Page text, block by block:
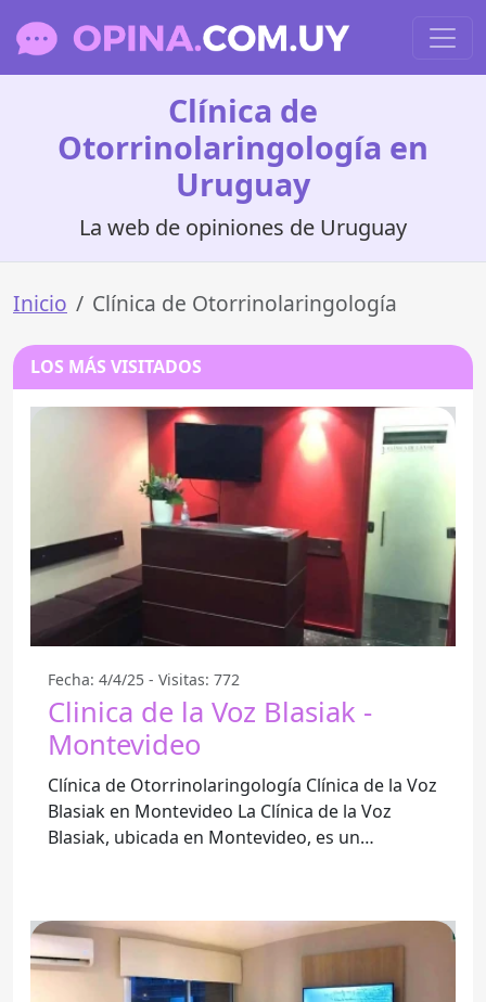
Clínica de
Otorrinolaringología en
Uruguay
La web de opiniones de Uruguay
Inicio Clínica de Otorrinolaringología
LOS MÁS VISITADOS
Fecha: 4/4/25 - Visitas: 772
Clinica de la Voz Blasiak -
Montevideo
Clínica de Otorrinolaringología Clínica de la Voz
Blasiak en Montevideo La Clínica de la Voz
Blasiak, ubicada en Montevideo, es un